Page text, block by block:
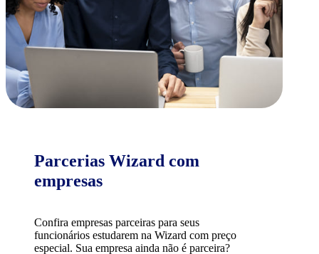
Parcerias Wizard com
empresas
Confira empresas parceiras para seus
funcionários estudarem na Wizard com preço
especial. Sua empresa ainda não é parceira?